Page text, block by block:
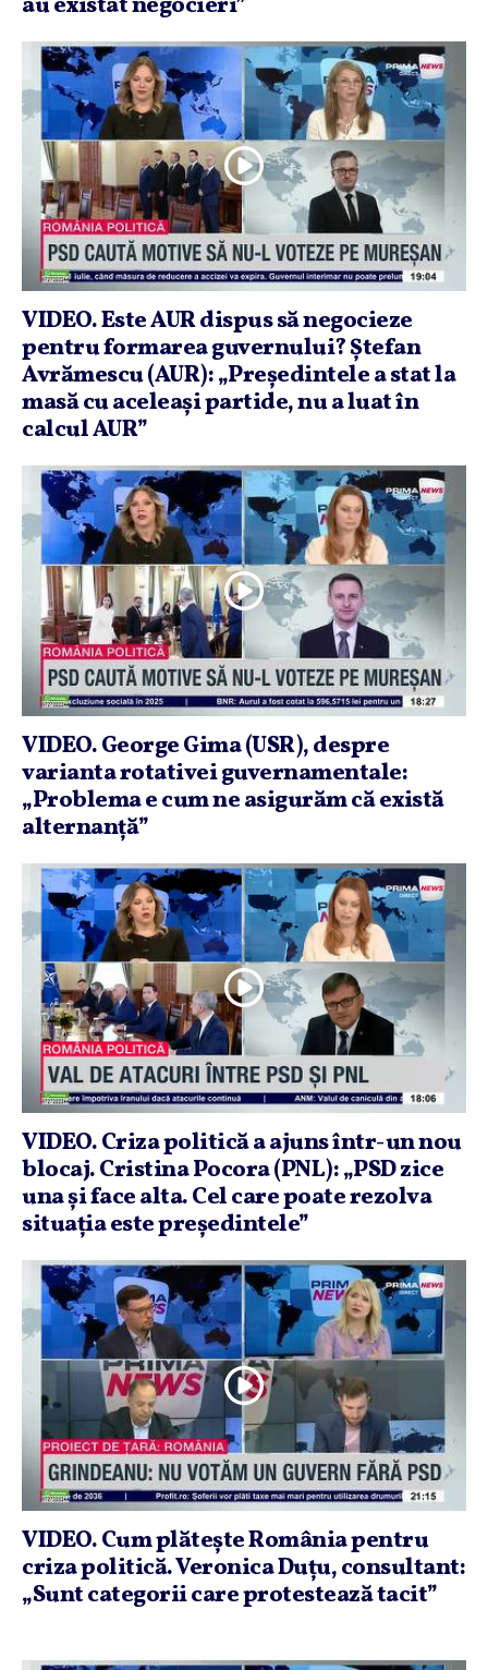
VIDEO. Este AUR dispus să negocieze
pentru formarea guvernului? Ştefan
Avrămescu (AUR): „Preşedintele a stat la
masă cu aceleaşi partide, nu a luat în
calcul AUR”
VIDEO. George Gima (USR), despre
varianta rotativei guvernamentale:
„Problema e cum ne asigurăm că există
alternanţă”
VIDEO. Criza politică a ajuns într-un nou
blocaj. Cristina Pocora (PNL): „PSD zice
una şi face alta. Cel care poate rezolva
situaţia este preşedintele”
VIDEO. Cum plăteşte România pentru
criza politică. Veronica Duţu, consultant:
„Sunt categorii care protestează tacit”